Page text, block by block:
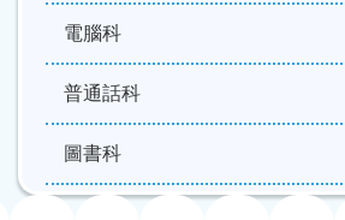
電腦科
普通話科
圖書科